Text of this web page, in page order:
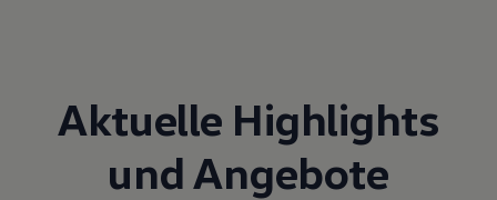
Karriere im Autohaus
Nachhaltigkeit
Kunden
Gesellschaft
Natur
Aktuelle Highlights
und Angebote